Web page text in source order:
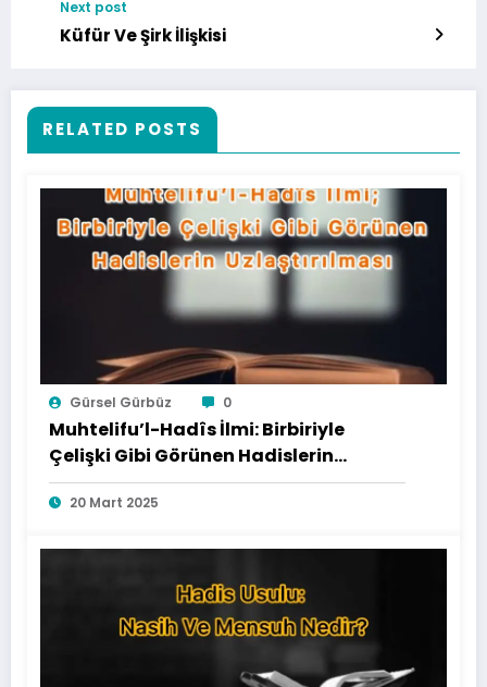
Next post
Küfür Ve Şirk İlişkisi
RELATED POSTS
Gürsel Gürbüz 0
Muhtelifu’l-Hadîs İlmi: Birbiriyle
Çelişki Gibi Görünen Hadislerin
Uzlaştırılması
20 Mart 2025